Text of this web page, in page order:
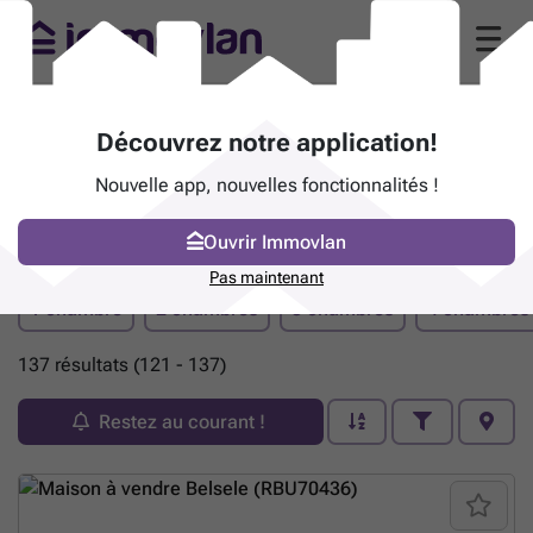
Bien immobilier à vendre - Sint-Niklaas
1 chambre 2 chambres 3 chambres 4 chambres
137 résultats (121 - 137)
Restez au courant !
Découvrez notre application!
Nouvelle app, nouvelles fonctionnalités !
Ouvrir Immovlan
Pas maintenant